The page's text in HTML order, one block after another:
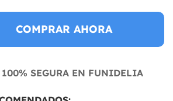
COMPRAR AHORA
100% SEGURA EN FUNIDELIA